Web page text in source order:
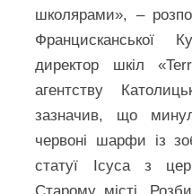
школярами», –
Францисканської
директор шкіл
агентству
зазначив, що
червоні шарфи із
статуї Ісуса з
Старому місті.